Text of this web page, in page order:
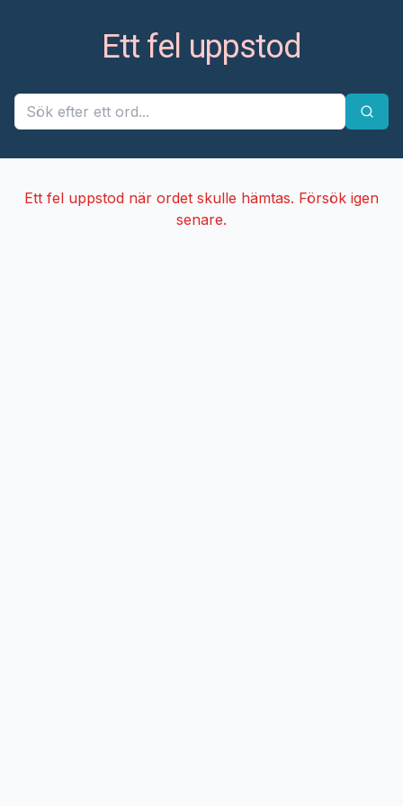
Ett fel uppstod
Ett fel uppstod när ordet skulle hämtas. Försök igen
senare.